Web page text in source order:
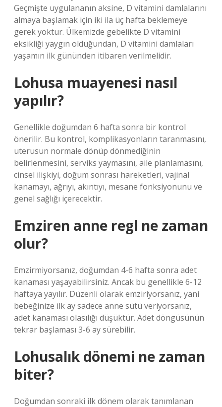
Geçmişte uygulananın aksine, D vitamini damlalarını
almaya başlamak için iki ila üç hafta beklemeye
gerek yoktur. Ülkemizde gebelikte D vitamini
eksikliği yaygın olduğundan, D vitamini damlaları
yaşamın ilk gününden itibaren verilmelidir.
Lohusa muayenesi nasıl
yapılır?
Genellikle doğumdan 6 hafta sonra bir kontrol
önerilir. Bu kontrol, komplikasyonların taranmasını,
uterusun normale dönüp dönmediğinin
belirlenmesini, serviks yaymasını, aile planlamasını,
cinsel ilişkiyi, doğum sonrası hareketleri, vajinal
kanamayı, ağrıyı, akıntıyı, mesane fonksiyonunu ve
genel sağlığı içerecektir.
Emziren anne regl ne zaman
olur?
Emzirmiyorsanız, doğumdan 4-6 hafta sonra adet
kanaması yaşayabilirsiniz. Ancak bu genellikle 6-12
haftaya yayılır. Düzenli olarak emziriyorsanız, yani
bebeğinize ilk ay sadece anne sütü veriyorsanız,
adet kanaması olasılığı düşüktür. Adet döngüsünün
tekrar başlaması 3-6 ay sürebilir.
Lohusalık dönemi ne zaman
biter?
Doğumdan sonraki ilk dönem olarak tanımlanan